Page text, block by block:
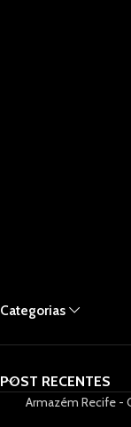
Categorias
POST RECENTES
Armazém Recife -